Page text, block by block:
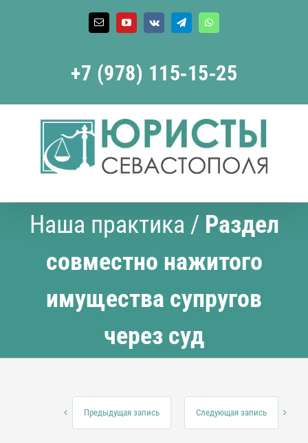
Email YouTube
Vk TelegramWhatsApp
+7 (978) 115‑15‑25
Наша практика / Раздел
совместно нажитого
имущества супругов
через суд
Предыдущая запись Следующая запись